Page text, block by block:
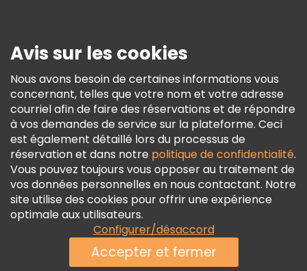
Conditions Générales Et Mentions Légales
Politique En Matière De Cookies
Freetour Prix
Programme De Fidélité
Avis sur les cookies
Nous avons besoin de certaines informations vous
concernant, telles que votre nom et votre adresse
courriel afin de faire des réservations et de répondre
à vos demandes de service sur la plateforme. Ceci
est également détaillé lors du processus de
réservation et dans notre politique de confidentialité.
Vous pouvez toujours vous opposer au traitement de
vos données personnelles en nous contactant. Notre
site utilise des cookies pour offrir une expérience
optimale aux utilisateurs.
Configurer/désaccord
Accepter et fermer